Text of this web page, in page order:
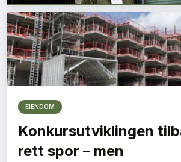
EIENDOM
Konkursutviklingen
rett spor – men